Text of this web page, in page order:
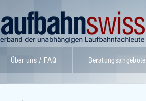
Über uns / FAQ Beratungsangebote